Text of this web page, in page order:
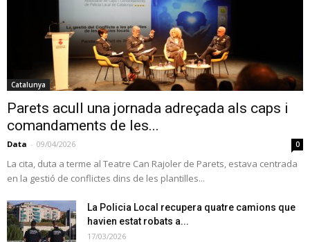
Catalunya
Parets acull una jornada adreçada als caps i
comandaments de les...
Data - 09/04/2026 0
La cita, duta a terme al Teatre Can Rajoler de Parets, estava centrada
en la gestió de conflictes dins de les plantilles...
La Policia Local recupera quatre camions que
havien estat robats a...
17/03/2026